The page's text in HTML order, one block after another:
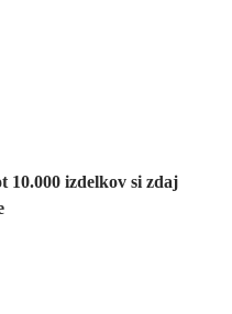
10.000 izdelkov si zdaj